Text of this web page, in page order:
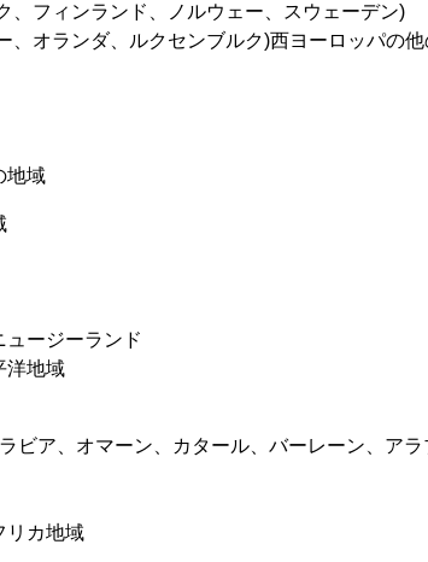
、フィンランド、ノルウェー、スウェーデン)
、オランダ、ルクセンブルク)西ヨーロッパの
地域
ュージーランド
洋地域
ビア、オマーン、カタール、バーレーン、ア
リカ地域